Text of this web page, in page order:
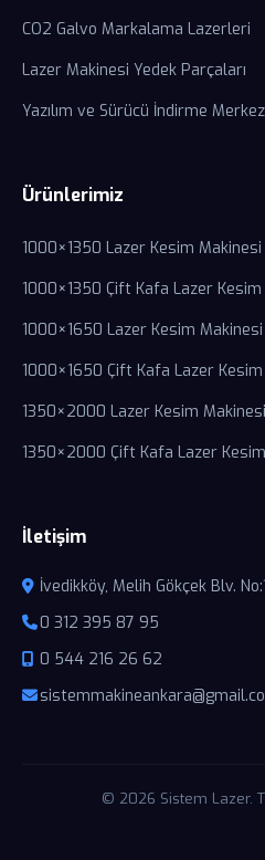
CO2 Galvo Markalama Lazerleri
Lazer Makinesi Yedek Parçaları
Yazılım ve Sürücü İndirme
Ürünlerimiz
1000×1350 Lazer Kesim Makinesi
1000×1350 Çift Kafa Lazer
1000×1650 Lazer Kesim Makinesi
1000×1650 Çift Kafa Lazer
1350×2000 Lazer Kesim Makinesi
1350×2000 Çift Kafa Lazer
İletişim
İvedikköy, Melih Gökçek Blv.
0 312 395 87 95
0 544 216 26 62
© 2026 Sistem Lazer.